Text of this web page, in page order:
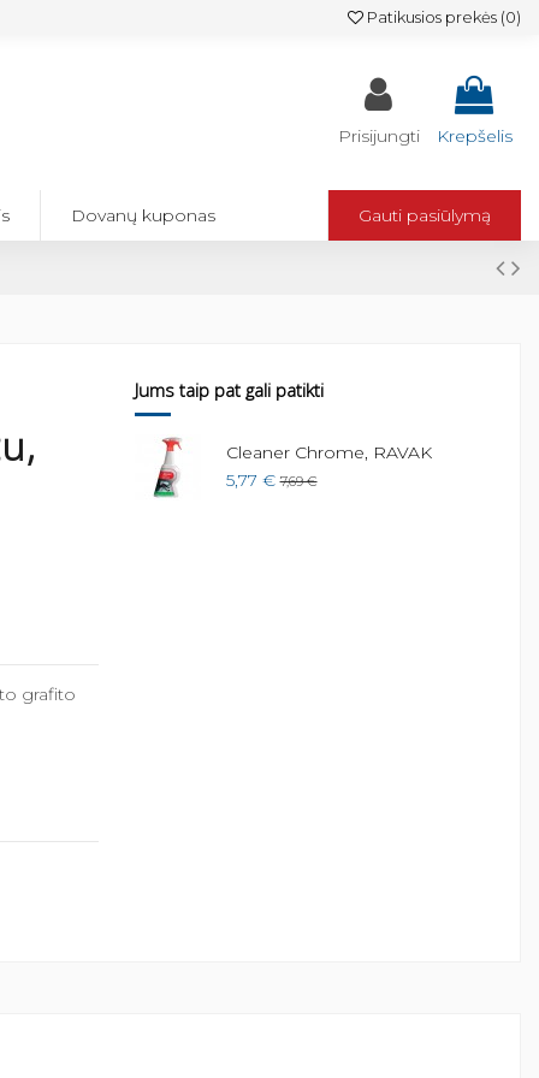
Patikusios prekės (0)
Prisijungti Krepšelis
Dovanų kuponas Gauti pasiūlymą
grafito
Jums taip pat gali patikti
Cleaner Chrome, RAVAK
5,77 € 7,69 €